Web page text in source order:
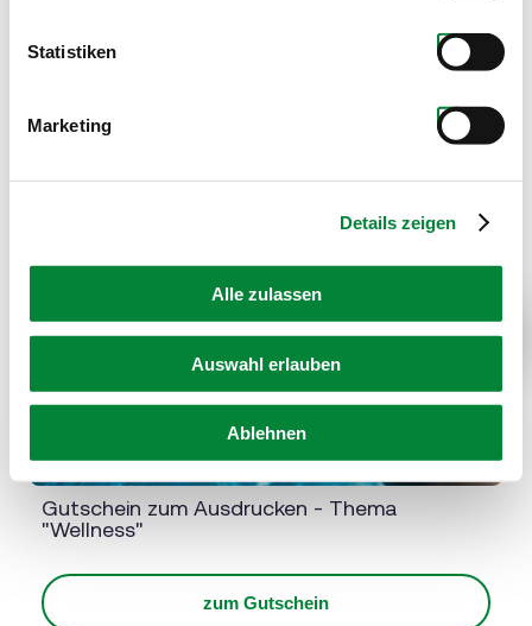
soziale Medien, Werbung und Analysen. Ihre Einwilligung
zu technisch nicht notwendigen Cookies können Sie
Weiterführende Details zu den auf unserer Website
unsererDatenschutzinformationbzw. in diesem Cookie
.
Statistiken
Marketing
Details zeigen
Alle zulassen
Auswahl erlauben
Ablehnen
Gutschein zum Ausdrucken - Thema
"Wellness"
zum Gutschein